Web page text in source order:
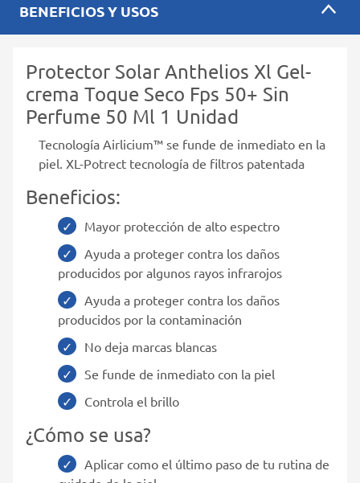
BENEFICIOS Y USOS
Protector Solar Anthelios Xl Gel-
crema Toque Seco Fps 50+ Sin
Perfume 50 Ml 1 Unidad
Tecnología Airlicium™ se funde de inmediato en la
piel. XL-Potrect tecnología de filtros patentada
Beneficios:
Mayor protección de alto espectro
Ayuda a proteger contra los daños
producidos por algunos rayos infrarojos
Ayuda a proteger contra los daños
producidos por la contaminación
No deja marcas blancas
Se funde de inmediato con la piel
Controla el brillo
¿Cómo se usa?
Aplicar como el último paso de tu rutina de